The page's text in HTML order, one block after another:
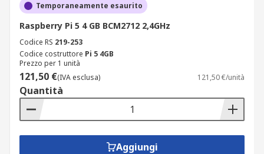
Temporaneamente esaurito
Raspberry Pi 5 4 GB BCM2712 2,4GHz
Codice RS 219-253
Codice costruttore Pi 5 4GB
Prezzo per 1 unità
121,50 €(IVA esclusa) 121,50 €/unità
Quantità
Aggiungi